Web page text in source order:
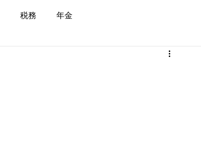
税務 年金